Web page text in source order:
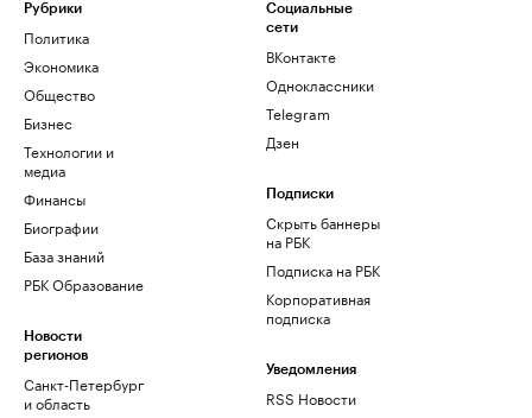
Рубрики
Политика
Экономика
Общество
Бизнес
Технологии и
медиа
Финансы
Биографии
База знаний
РБК Образование
Новости
регионов
Санкт-Петербург
и область
Социальные
сети
ВКонтакте
Одноклассники
Telegram
Дзен
Подписки
Скрыть баннеры
на РБК
Подписка на РБК
Корпоративная
подписка
Уведомления
RSS Новости